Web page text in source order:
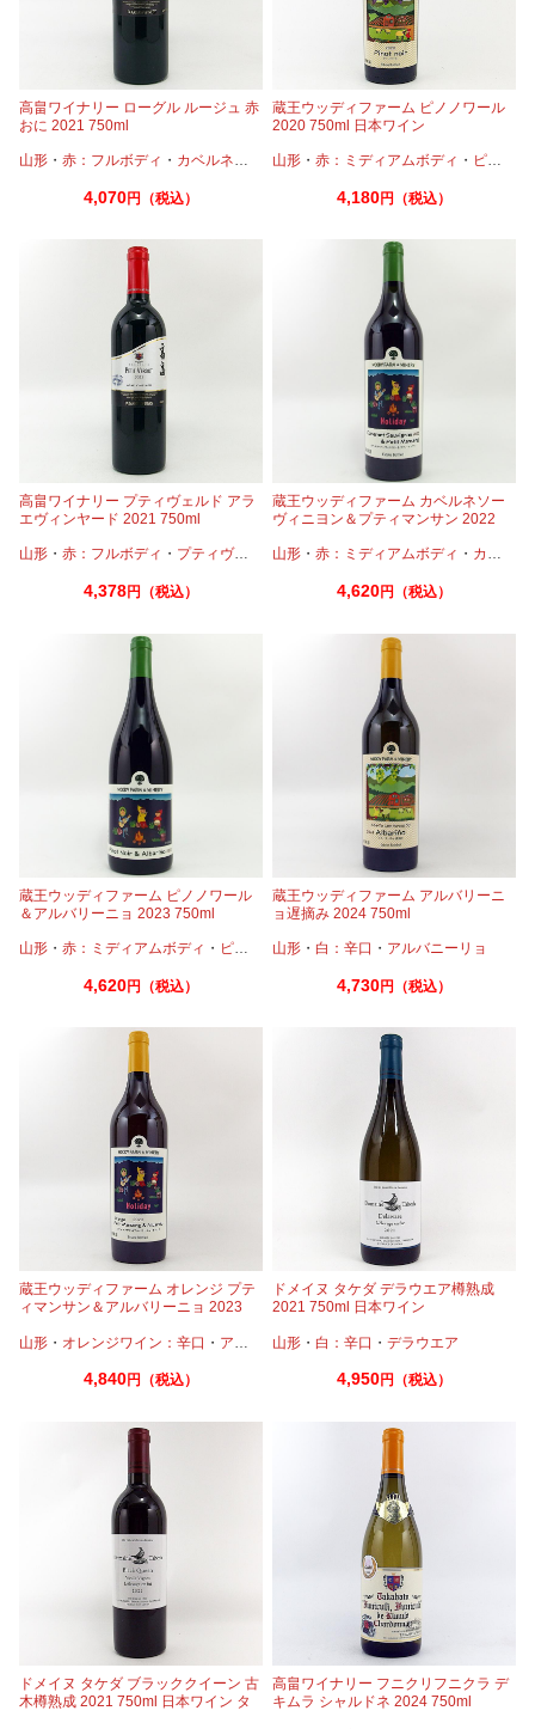
高畠ワイナリー ローグル ルージュ 赤
おに 2021 750ml
山形 ・ 赤：フルボディ ・ カベルネ・ メルロー
4,070円（税込）
蔵王ウッディファーム ピノノワール
2020 750ml 日本ワイン
山形 ・赤：ミディアムボディ ・ ピノノワール
4,180円（税込）
高畠ワイナリー プティヴェルド アラ
エヴィンヤード 2021 750ml
山形 ・ 赤：フルボディ ・ プティヴェルド
4,378円（税込）
蔵王ウッディファーム カベルネソー
ヴィニヨン＆プティマンサン 2022
山形 ・赤：ミディアムボディ ・ カベルネ
4,620円（税込）
蔵王ウッディファーム ピノノワール
＆アルバリーニョ 2023 750ml
山形 ・ 赤：ミディアムボディ ・ ピノノワール ・アルバニーリョ
4,620円（税込）
蔵王ウッディファーム アルバリーニ
ョ遅摘み 2024 750ml
山形 ・ 白：辛口 ・ アルバニーリョ
4,730円（税込）
蔵王ウッディファーム オレンジ プテ
ィマンサン＆アルバリーニョ 2023
山形 ・ オレンジワイン：辛口 ・ アルバニーリョ ・ プティマンサン
4,840円（税込）
ドメイヌ タケダ デラウエア樽熟成
2021 750ml 日本ワイン
山形 ・ 白：辛口 ・デラウエア
4,950円（税込）
ドメイヌ タケダ ブラッククイーン 古
木樽熟成 2021 750ml 日本ワイン タ
高畠ワイナリー フニクリフニクラ デ
キムラ シャルドネ 2024 750ml